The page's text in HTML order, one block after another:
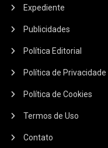
Expediente
Publicidades
Política Editorial
Política de Privacidade
Política de Cookies
Termos de Uso
Contato